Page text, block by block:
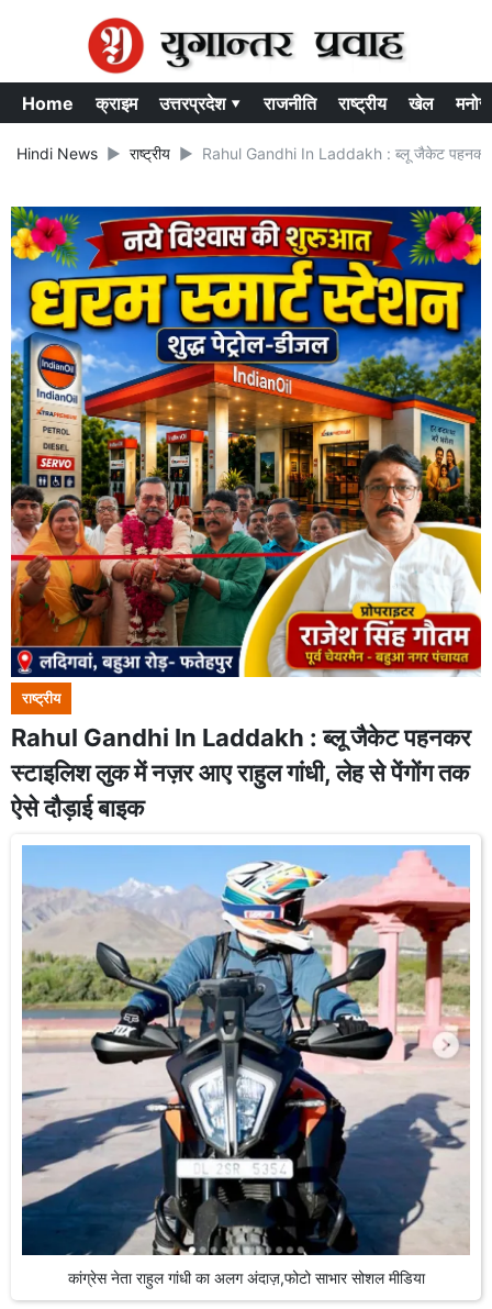
Home क्राइम उत्तरप्रदेश ▾ राजनीति राष्ट्रीय खेल
Hindi News राष्ट्रीय Rahul Gandhi In Laddakh : ब्लू जैकेट पहनकर
राष्ट्रीय
Rahul Gandhi In Laddakh : ब्लू जैकेट पहनकर
स्टाइलिश लुक में नज़र आए राहुल गांधी, लेह से पेंगोंग तक
ऐसे दौड़ाई बाइक
कांग्रेस नेता राहुल गांधी का अलग अंदाज़,फोटो साभार सोशल मीडिया